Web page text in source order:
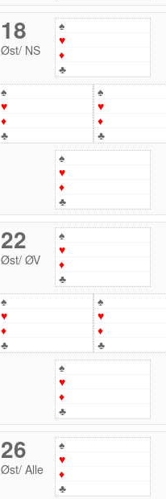
18
Øst/ NS
♠
♥
♦
♣
♠
♥
♦
♣
♠
♥
♦
♣
♠
♥
♦
♣
22
Øst/ØV
♠
♥
♦
♣
♠
♥
♦
♣
♠
♥
♦
♣
♠
♥
♦
♣
26
Øst/Alle
♠
♥
♦
♣